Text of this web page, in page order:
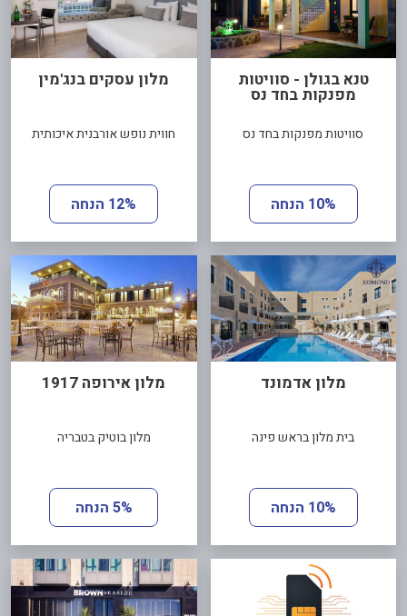
טנא בגולן - סוויטות
מפנקות בחד נס
סוויטות מפנקות בחד נס
10% הנחה
מלון עסקים בנג'מין
חווית נופש אורבנית איכותית
12% הנחה
מלון אדמונד
בית מלון בראש פינה
10% הנחה
מלון אירופה 1917
מלון בוטיק בטבריה
5% הנחה